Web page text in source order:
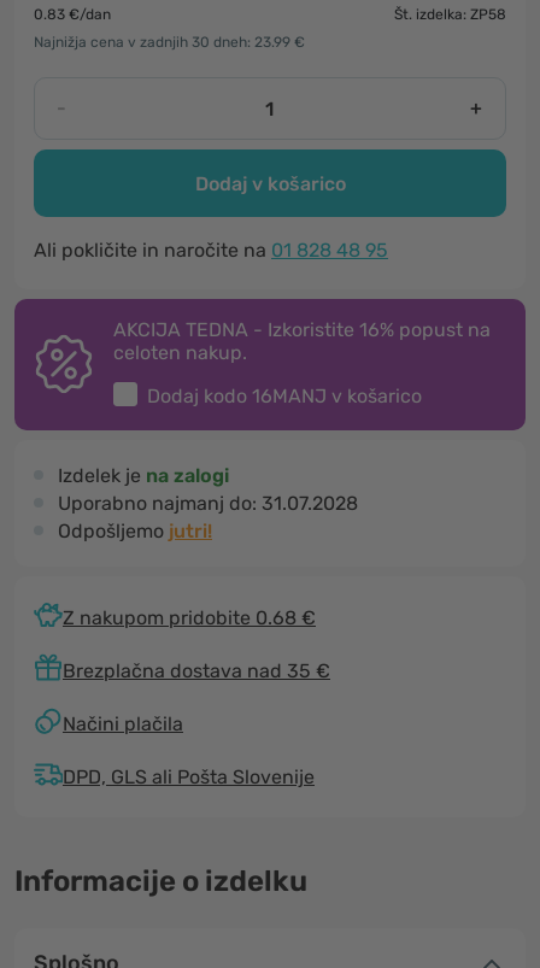
0.83 €/dan
Št. izdelka: ZP58
Najnižja cena v zadnjih 30 dneh: 23.99 €
- +
Dodaj v košarico
Ali pokličite in naročite na 01 828 48 95
AKCIJA TEDNA - Izkoristite 16% popust na
celoten nakup.
Dodaj kodo 16MANJ v košarico
Izdelek je na zalogi
Uporabno najmanj do: 31.07.2028
Odpošljemo jutri!
Z nakupom pridobite 0.68 €
Brezplačna dostava nad 35 €
Načini plačila
DPD, GLS ali Pošta Slovenije
Informacije o izdelku